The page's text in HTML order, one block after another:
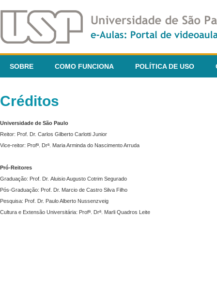
SOBRE COMO FUNCIONA POLÍTICA DE USO
Créditos
Universidade de São Paulo
Reitor: Prof. Dr. Carlos Gilberto Carlotti Junior
Vice-reitor: Profª. Drª. Maria Arminda do Nascimento Arruda
Pró-Reitores
Graduação: Prof. Dr. Aluisio Augusto Cotrim Segurado
Pós-Graduação: Prof. Dr. Marcio de Castro Silva Filho
Pesquisa: Prof. Dr. Paulo Alberto Nussenzveig
Cultura e Extensão Universitária: Profª. Drª. Marli Quadros Leite